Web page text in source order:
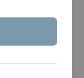
auch geistig
Verwenden
Das
Bezug